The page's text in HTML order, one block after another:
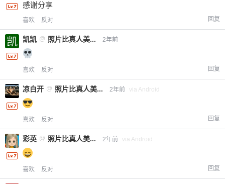
感谢分享
喜欢 反对 回复
凯凯 @ 照片比真人美... 2年前
喜欢 反对 回复
凉白开 @ 照片比真人美... 2年前 via Android
喜欢 反对 回复
彩英 @ 照片比真人美... 2年前 via Android
喜欢 反对 回复